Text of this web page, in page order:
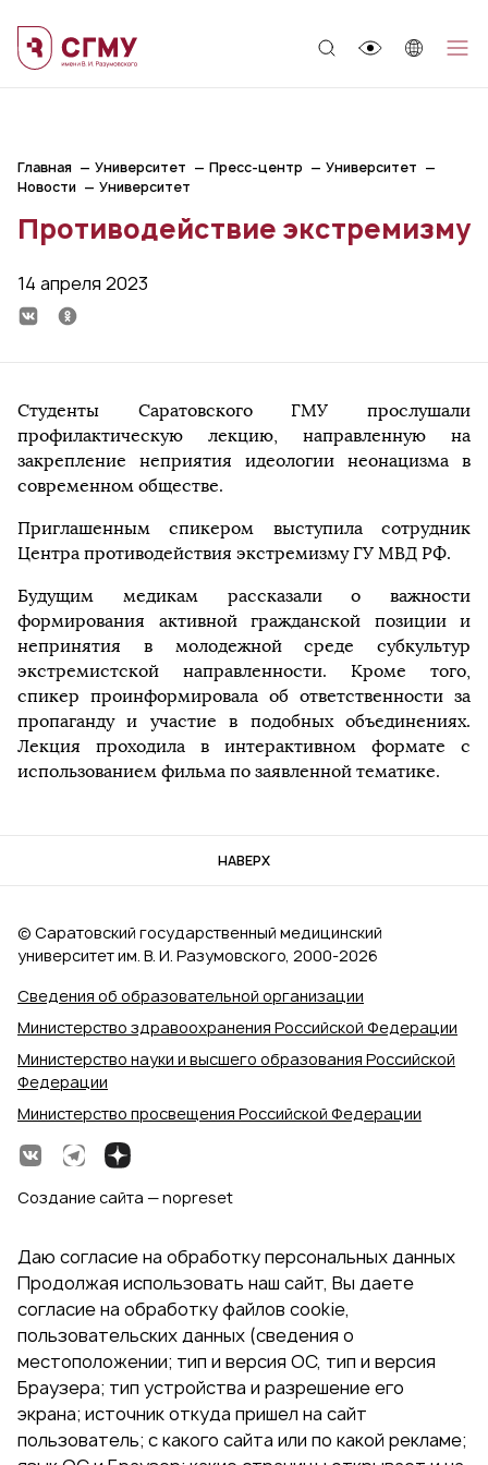
Главная Университет Пресс-центр
Университет
Новости
Университет
Противодействие экстремизму
14 апреля 2023
Студенты Саратовского ГМУ прослушали
профилактическую лекцию, направленную на
закрепление неприятия идеологии неонацизма в
современном обществе.
Приглашенным спикером выступила сотрудник
Центра противодействия экстремизму ГУ МВД РФ.
Будущим медикам рассказали о важности
формирования активной гражданской позиции и
непринятия в молодежной среде субкультур
экстремистской направленности. Кроме того,
спикер проинформировала об ответственности за
пропаганду и участие в подобных объединениях.
Лекция проходила в интерактивном формате с
использованием фильма по заявленной тематике.
НАВЕРХ
Сведения об образовательной организации
Министерство здравоохранения Российской Федерации
Министерство науки и высшего образования Российской
Федерации
Министерство просвещения Российской Федерации
© Саратовский государственный медицинский
университет им. В. И. Разумовского, 2000‑2026
Создание сайта — nopreset
Даю согласие на обработку персональных данных
Продолжая использовать наш сайт, Вы даете
согласие на обработку файлов cookie,
пользовательских данных (сведения о
местоположении; тип и версия ОС, тип и версия
Браузера; тип устройства и разрешение его
экрана; источник откуда пришел на сайт
пользователь; с какого сайта или по какой рекламе;